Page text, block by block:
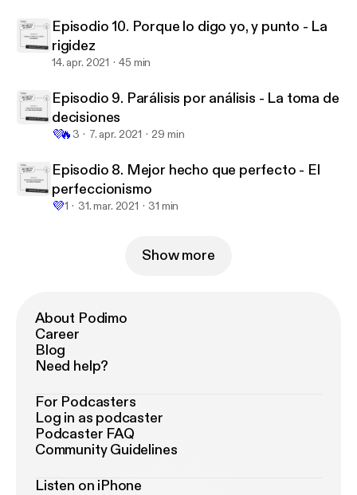
Episodio 10. Porque lo digo yo, y punto - La
rigidez
14. apr. 2021 45 min
Episodio 9. Parálisis por análisis - La toma de
decisiones
💜🔥 3 7. apr. 2021 29 min
Episodio 8. Mejor hecho que perfecto - El
perfeccionismo
💜1 31. mar. 2021 31 min
Show more
About Podimo
Career
Blog
Need help?
For Podcasters
Log in as podcaster
Podcaster FAQ
Community Guidelines
Listen on iPhone